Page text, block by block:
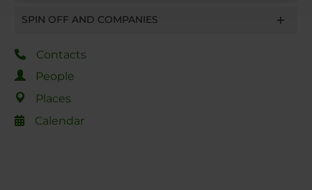
raccolto dal tuo utilizzo dei loro servizi.
SPIN OFF AND COMPANIES
Contacts
People
Places
Calendar